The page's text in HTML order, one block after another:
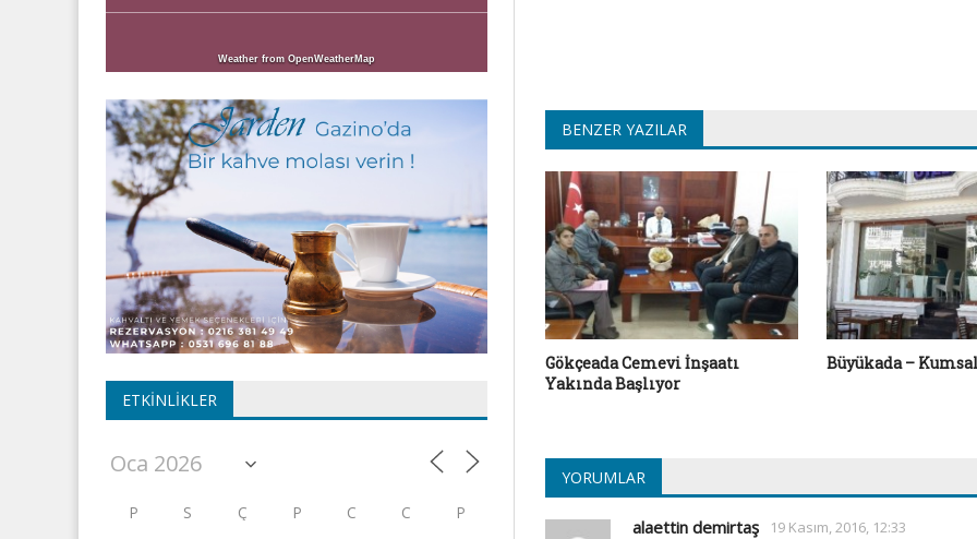
BENZER YAZILAR
Gökçeada Cemevi İnşaatı
Yakında Başlıyor
Büyükada –
YORUMLAR
alaettin demirtaş
19 Kasım, 2016, 12:33
Weather from OpenWeatherMap
ETKINLIKLER
P S Ç P C C P